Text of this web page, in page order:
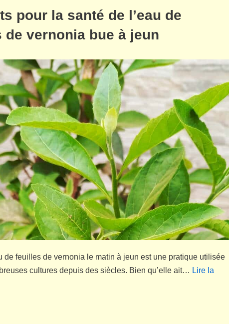
pour la santé de l’eau de
de vernonia bue à jeun
de feuilles de vernonia le matin à jeun est une pratique utilisée
cultures depuis des siècles. Bien qu’elle ait… Lire la